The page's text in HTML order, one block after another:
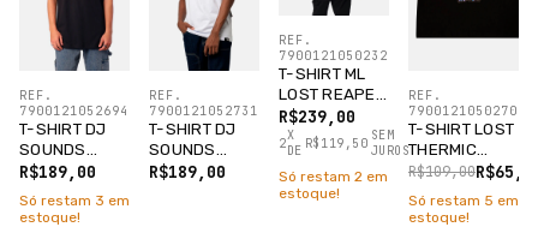
T-SHIRT DJ
SOUNDS
PRETO
R$189,00
REF.
7900121052694
Só restam 3 em
estoque!
T-SHIRT DJ
SOUNDS
BRANCO
R$189,00
REF.
7900121052731
T-SHIRT ML
LOST REAPER
ROXO FIGO
R$239,00
2X
DE R$119,50 SEM
JUROS
REF.
7900121050232
Só restam 2 em
estoque!
T-SHIRT LOST
THERMIC
CROPPED
R$109,00
REF.
7900121050270
Só restam 5 em
estoque!